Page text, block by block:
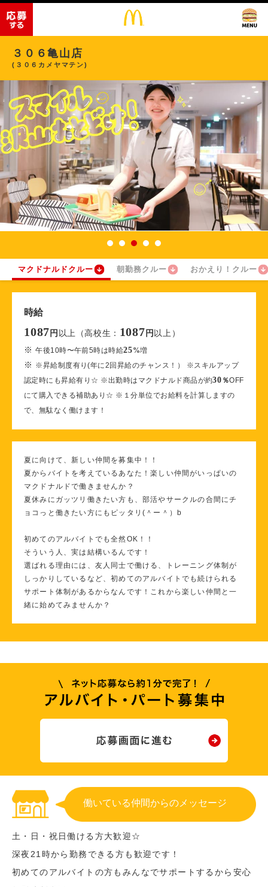
３０６亀山店
(３０６カメヤマテン)
マクドナルドクルー 朝勤務クルー おかえり！クルー
時給
1087 円 以上（高校生： 1087 円 以上）
※午後10時〜午前5時は時給25%増
※ ※昇給制度有り(年に2回昇給のチャンス！） ※スキルアップ
認定時にも昇給有り☆ ※出勤時はマクドナルド商品が約30 ％OFF
にて購入できる補助あり☆ ※１分単位でお給料を計算しますの
で、無駄なく働けます！
夏に向けて、新しい仲間を募集中！！
夏からバイトを考えているあなた！楽しい仲間がいっぱいの
マクドナルドで働きませんか？
夏休みにガッツリ働きたい方も、部活やサークルの合間にチ
ョコっと働きたい方にもピッタリ(＾ー＾）b
初めてのアルバイトでも全然OK！！
そういう人、実は結構いるんです！
選ばれる理由には、友人同士で働ける、トレーニング体制が
しっかりしているなど、初めてのアルバイトでも続けられる
サポート体制があるからなんです！これから楽しい仲間と一
緒に始めてみませんか？
働いている仲間からのメッセージ
土・日・祝日働ける方大歓迎☆
深夜21時から勤務できる方も歓迎です！
初めてのアルバイトの方もみんなでサポートするから安心